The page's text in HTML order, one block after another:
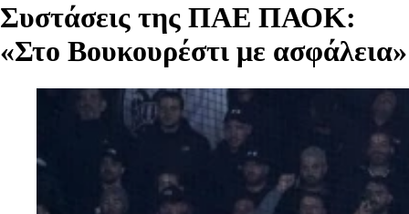
Συστάσεις της ΠΑΕ ΠΑΟΚ:
«Στο Βουκουρέστι με ασφάλεια»